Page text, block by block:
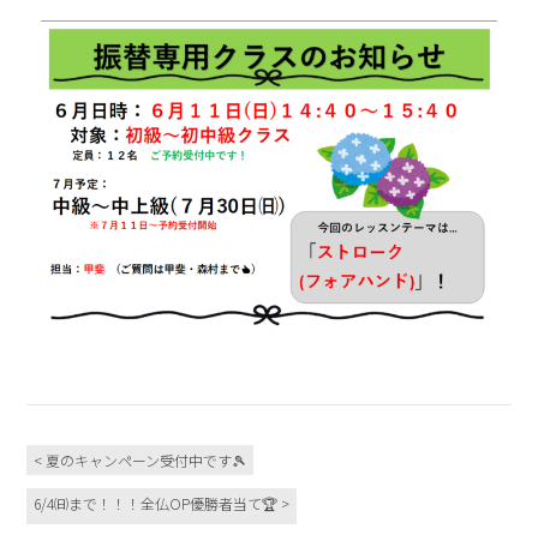
< 夏のキャンペーン受付中です🎾
6/4㈰まで！！！全仏OP優勝者当て🏆 >